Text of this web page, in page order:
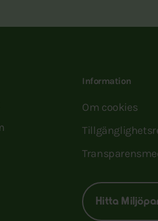
Information
Om cookies
Hitta